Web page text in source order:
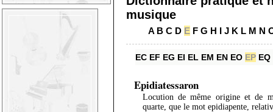
musique
A B C D E F G H I J K L M N
EC EF EG EI EL EM EN EO EP EQ
Epidiatessaron
Locution de même origine et de
quarte, que le mot epidiapente,